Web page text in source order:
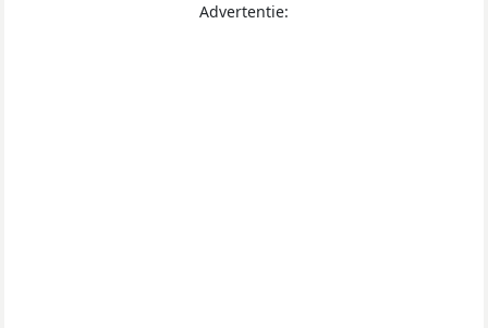
Advertentie: